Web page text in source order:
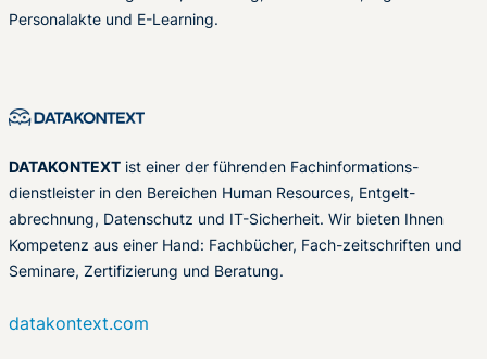
Personalakte und E-Learning.
DATAKONTEXT ist einer der führenden Fachinformations-
dienstleister in den Bereichen Human Resources, Entgelt-
abrechnung, Datenschutz und IT-Sicherheit. Wir bieten Ihnen
Kompetenz aus einer Hand: Fachbücher, Fach-zeitschriften und
Seminare, Zertifizierung und Beratung.
datakontext.com